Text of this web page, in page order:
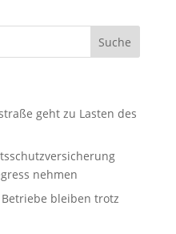
geht zu Lasten des
nehmen
bleiben trotz